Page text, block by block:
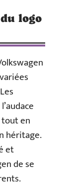
logo
en
héritage.
et
de se